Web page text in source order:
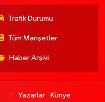
Trafik Durumu
Tüm Manşetler
Haber Arşivi
Yazarlar Künye